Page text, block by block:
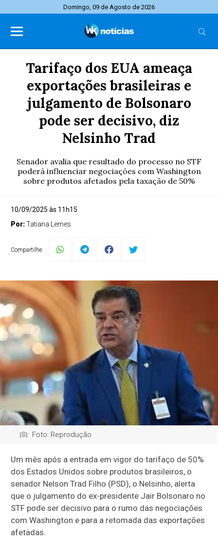
Domingo, 09 de Agosto de 2026
Tarifaço dos EUA ameaça
exportações brasileiras e
julgamento de Bolsonaro
pode ser decisivo, diz
Nelsinho Trad
Senador avalia que resultado do processo no STF
poderá influenciar negociações com Washington
sobre produtos afetados pela taxação de 50%
10/09/2025 às 11h15
Por:Tatiana Lemes
Compartilhe:
Foto: Reprodução
Um mês após a entrada em vigor do tarifaço de 50%
dos Estados Unidos sobre produtos brasileiros, o
senador Nelson Trad Filho (PSD), o Nelsinho, alerta
que o julgamento do ex-presidente Jair Bolsonaro no
STF pode ser decisivo para o rumo das negociações
com Washington e para a retomada das exportações
afetadas.